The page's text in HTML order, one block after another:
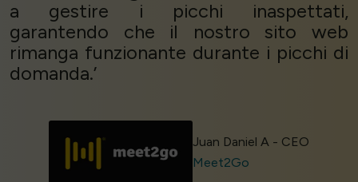
a gestire i picchi inaspettati,
garantendo che il nostro sito web
rimanga funzionante durante i picchi di
domanda.’
Juan Daniel A - CEO
Meet2Go